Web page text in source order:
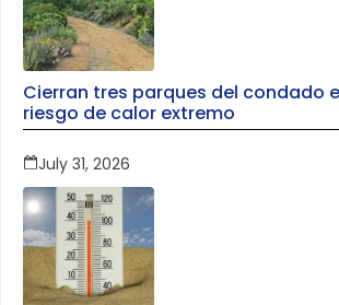
Cierran tres parques del condado
riesgo de calor extremo
July 31, 2026